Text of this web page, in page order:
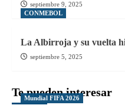
septiembre 9, 2025
CONMEBOL
La Albirroja y su vuelta
septiembre 5, 2025
Te pueden interesar
Mundial FIFA 2026